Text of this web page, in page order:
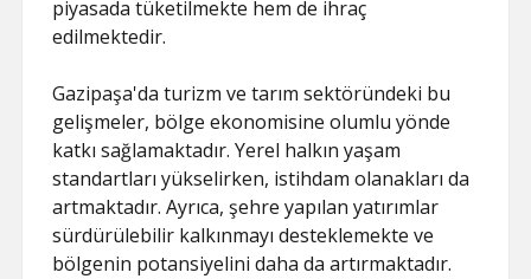
piyasada tüketilmekte hem de ihraç
edilmektedir.
Gazipaşa'da turizm ve tarım sektöründeki bu
gelişmeler, bölge ekonomisine olumlu yönde
katkı sağlamaktadır. Yerel halkın yaşam
standartları yükselirken, istihdam olanakları da
artmaktadır. Ayrıca, şehre yapılan yatırımlar
sürdürülebilir kalkınmayı desteklemekte ve
bölgenin potansiyelini daha da artırmaktadır.